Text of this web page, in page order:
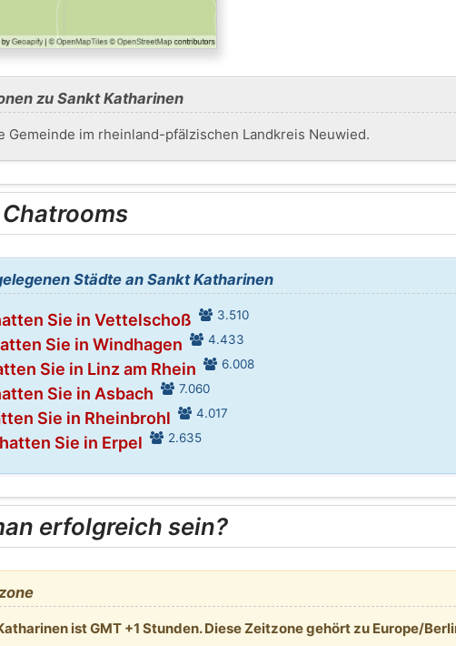
zu Sankt Katharinen
Gemeinde im rheinland-pfälzischen Landkreis Neuwied.
Städte an Sankt Katharinen
Sie in Vettelschoß 3.510
Sie in Windhagen 4.433
Sie in Linz am Rhein 6.008
Sie in Asbach 7.060
Sie in Rheinbrohl 4.017
Sie in Erpel 2.635
erfolgreich sein?
ist GMT +1 Stunden. Diese Zeitzone gehört zu Europe/